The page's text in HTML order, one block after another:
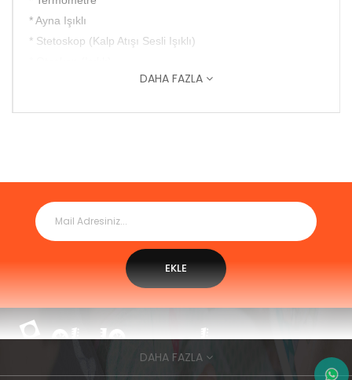
* Ayna Işıklı
* Stetoskop (Kalp Atışı Sesli Işıklı)
DAHA FAZLA
EKLE
DAHA FAZLA